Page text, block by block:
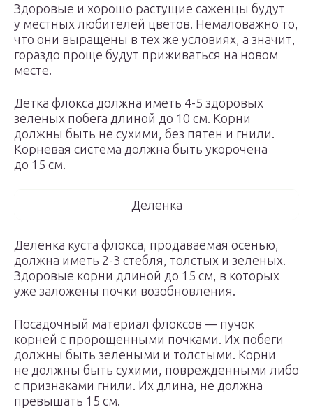
Здоровые и хорошо растущие саженцы будут
у местных любителей цветов. Немаловажно то,
что они выращены в тех же условиях, а значит,
гораздо проще будут приживаться на новом
месте.
Детка флокса должна иметь 4-5 здоровых
зеленых побега длиной до 10 см. Корни
должны быть не сухими, без пятен и гнили.
Корневая система должна быть укорочена
до 15 см.
Деленка
Деленка куста флокса, продаваемая осенью,
должна иметь 2-3 стебля, толстых и зеленых.
Здоровые корни длиной до 15 см, в которых
уже заложены почки возобновления.
Посадочный материал флоксов — пучок
корней с пророщенными почками. Их побеги
должны быть зелеными и толстыми. Корни
не должны быть сухими, поврежденными либо
с признаками гнили. Их длина, не должна
превышать 15 см.